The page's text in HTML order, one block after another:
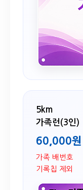
5km
가족런(3인)
60,000원
가족 배번호
기록칩 제외